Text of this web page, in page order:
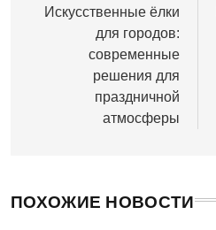
по
записям
Искусственные ёлки
для городов:
современные
решения для
праздничной
атмосферы
ПОХОЖИЕ НОВОСТИ